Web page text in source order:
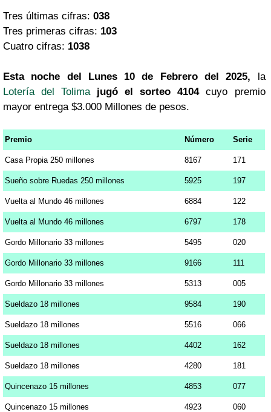
Tres últimas cifras: 038
Tres primeras cifras: 103
Cuatro cifras: 1038
Esta noche del Lunes 10 de Febrero del 2025, la
Lotería del Tolima
jugó el sorteo 4104cuyo premio
mayor entrega $3.000 Millones de pesos.
Premio Número Serie
Casa Propia 250 millones 8167 171
Sueño sobre Ruedas 250 millones 5925 197
Vuelta al Mundo 46 millones 6884 122
Vuelta al Mundo 46 millones 6797 178
Gordo Millonario 33 millones 5495 020
Gordo Millonario 33 millones 9166 111
Gordo Millonario 33 millones 5313 005
Sueldazo 18 millones 9584 190
Sueldazo 18 millones 5516 066
Sueldazo 18 millones 4402 162
Sueldazo 18 millones 4280 181
Quincenazo 15 millones 4853 077
Quincenazo 15 millones 4923 060